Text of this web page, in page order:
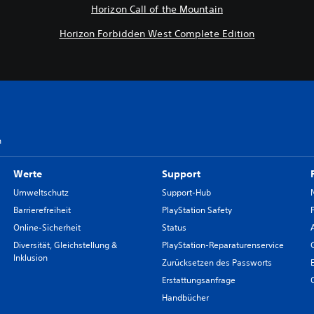
Horizon Call of the Mountain
Horizon Forbidden West Complete Edition
Werte
Umweltschutz
Barrierefreiheit
Online-Sicherheit
Diversität, Gleichstellung &
Inklusion
Support
Support-Hub
PlayStation Safety
Status
PlayStation-Reparaturenservice
Zurücksetzen des Passworts
Erstattungsanfrage
Handbücher